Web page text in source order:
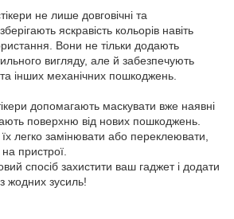
не лише довговічні та
яскравість кольорів навіть
Вони не тільки додають
вигляду, але й забезпечують
інших механічних пошкоджень.
допомагають маскувати вже наявні
поверхню від нових пошкоджень.
легко замінювати або переклеювати,
пристрої.
спосіб захистити ваш гаджет і додати
жодних зусиль!